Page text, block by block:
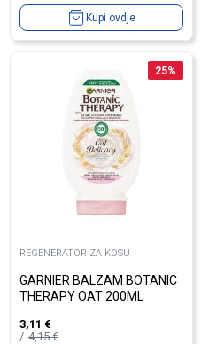
Kupi ovdje
25%
REGENERATOR ZA KOSU
GARNIER BALZAM BOTANIC
THERAPY OAT 200ML
3,11 €
4,15€